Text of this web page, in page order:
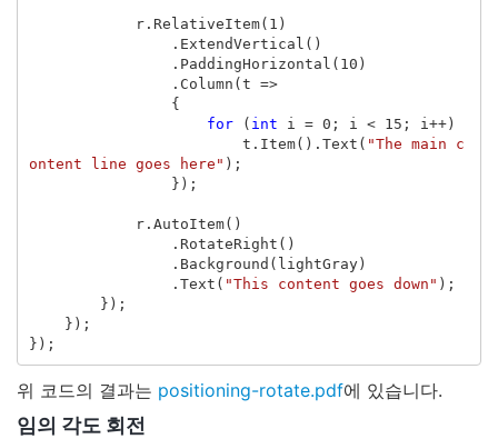
r. RelativeItem( 1 )
. ExtendVertical ()
. PaddingHorizontal ( 10 )
. Column ( t =>
{
for
( int i = 0 ; i < 15 ; i ++)
t . Item(). Text ( "The main c
ontent line goes here" );
});
r. AutoItem()
. RotateRight ()
. Background ( lightGray)
. Text ( "This content goes down" );
});
});
});
위 코드의 결과는 positioning-rotate.pdf에 있습니다.
임의 각도 회전